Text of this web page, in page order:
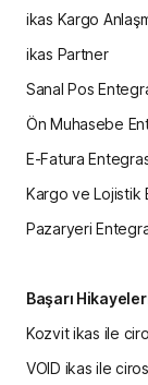
ikas Kargo
ikas Partner
Sanal Pos
Ön Muhasebe
E-Fatura
Kargo ve Lojistik
Pazaryeri
Başarı
Kozvit ikas ile
VOID ikas ile